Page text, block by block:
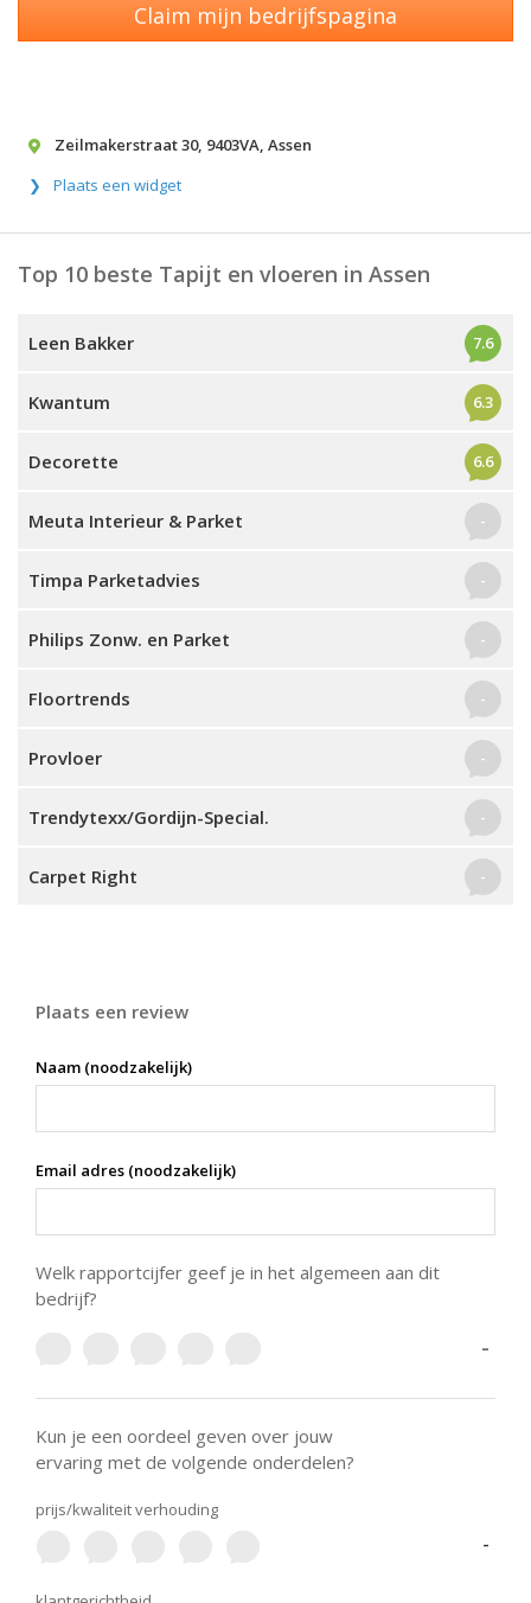
Claim mijn bedrijfspagina
Zeilmakerstraat 30, 9403VA, Assen
Plaats een widget
Top 10 beste Tapijt en vloeren in Assen
Leen Bakker 7.6
Kwantum 6.3
Decorette 6.6
Meuta Interieur & Parket -
Timpa Parketadvies -
Philips Zonw. en Parket -
Floortrends -
Provloer -
Trendytexx/Gordijn-Special. -
Carpet Right -
Plaats een review
Naam (noodzakelijk)
Email adres (noodzakelijk)
Welk rapportcijfer geef je in het algemeen aan dit
bedrijf?
-
Kun je een oordeel geven over jouw
ervaring met de volgende onderdelen?
prijs/kwaliteit verhouding
-